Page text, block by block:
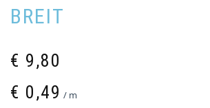
BREIT
€ 9,80
€ 0,49 / m